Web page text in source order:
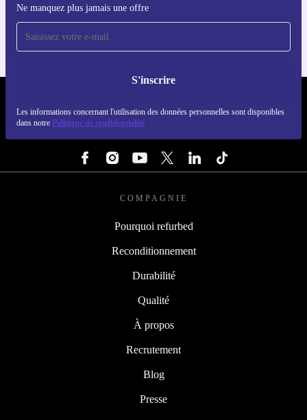
Ne manquez plus jamais une offre
S'inscrire
Les informations concernant l'utilisation des données personnelles sont disponibles
dans notre Politique de confidentialité
Pour iOS et Android
COMPAGNIE
Pourquoi refurbed
Reconditionnement
Durabilité
Qualité
À propos
Recrutement
Blog
Presse